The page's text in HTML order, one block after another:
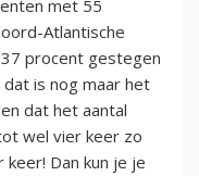
met 55
Atlantische
procent gestegen
is nog maar het
dat het aantal
wel vier keer zo
Dan kun je je